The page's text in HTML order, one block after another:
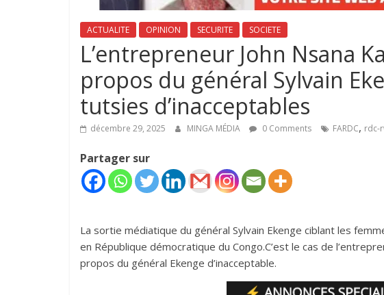
ACTUALITE OPINION SECURITE SOCIETE
‎L’entrepreneur John Nsana
propos du général Sylvain
tutsies d’inacceptables‎‎
décembre 29, 2025 MINGA MÉDIA 0 Comments FARDC, rdc-
Partager sur
La sortie médiatique du général Sylvain Ekenge ciblant les
en République démocratique du Congo.‎C’est le cas de
propos du général Ekenge d’inacceptable.‎